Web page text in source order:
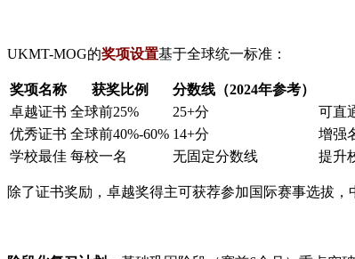
UKMT-MOG的奖项设置基于全球统一标准：
奖项名称 获奖比例 分数线（2024年参考）
卓越证书 全球前25% 25+分
可直
优秀证书 全球前40%-60% 14+分
增强
学校最佳 每校一名 无固定分数线 提升
除了证书奖励，卓越奖得主可获荐参加国际赛事选拔